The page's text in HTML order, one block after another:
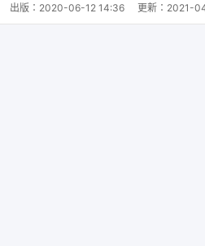
出版： 2020-06-12 14:36 更新： 2021-